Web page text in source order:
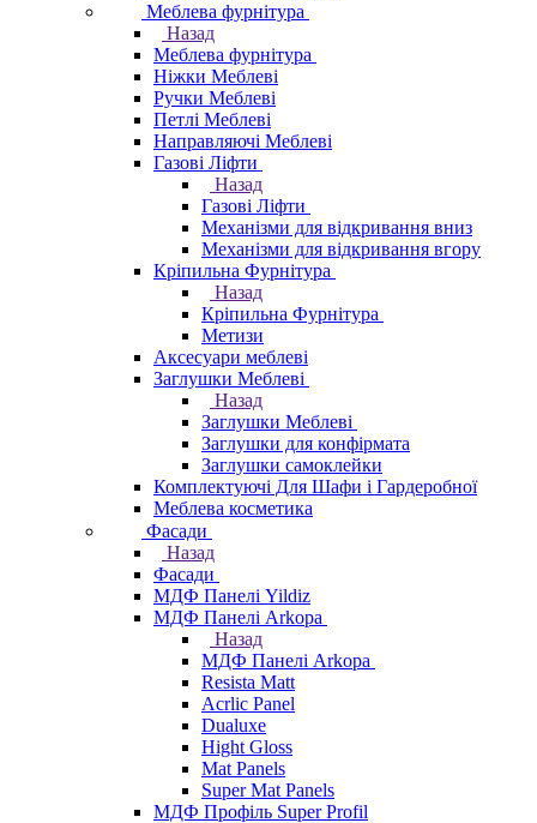
Меблева фурнітура
Назад
Меблева фурнітура
Ніжки Меблеві
Ручки Меблеві
Петлі Меблеві
Направляючі Меблеві
Газові Ліфти
Назад
Газові Ліфти
Механізми для відкривання вниз
Механізми для відкривання вгору
Кріпильна Фурнітура
Назад
Кріпильна Фурнітура
Метизи
Аксесуари меблеві
Заглушки Меблеві
Назад
Заглушки Меблеві
Заглушки для конфірмата
Заглушки самоклейки
Комплектуючі Для Шафи і Гардеробної
Меблева косметика
Фасади
Назад
Фасади
МДФ Панелі Yildiz
МДФ Панелі Arkopa
Назад
МДФ Панелі Arkopa
Resista Matt
Acrlic Panel
Dualuxe
Hight Gloss
Mat Panels
Super Mat Panels
МДФ Профіль Super Profil